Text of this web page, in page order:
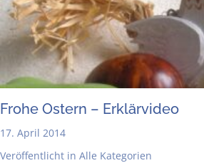
Fro­he Ostern – Erklärvideo
17. April 2014
Veröffentlicht in Alle Kategorien